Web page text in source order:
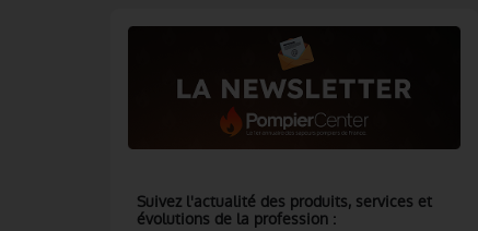
Suivez l'actualité des produits, services et
évolutions de la profession :